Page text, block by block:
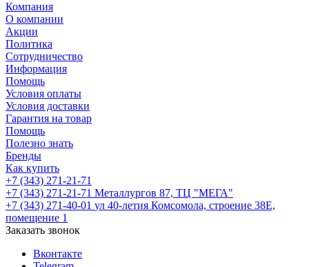
Компания
О компании
Акции
Политика
Сотрудничество
Информация
Помощь
Условия оплаты
Условия доставки
Гарантия на товар
Помощь
Полезно знать
Бренды
Как купить
+7 (343) 271-21-71
+7 (343) 271-21-71 Металлургов 87, ТЦ "МЕГА"
+7 (343) 271-40-01 ул 40-летия Комсомола, строение 38Е,
помещение 1
Заказать звонок
Вконтакте